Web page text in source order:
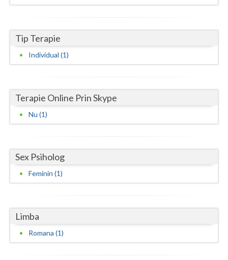
Hunedoara
Ialomita
Ilfov
Maramures
Mures
Neamt
Prahova
Salaj
Tip Terapie
Individual (1)
Terapie Online Prin Skype
Nu (1)
Sex Psiholog
Feminin (1)
Limba
Romana (1)